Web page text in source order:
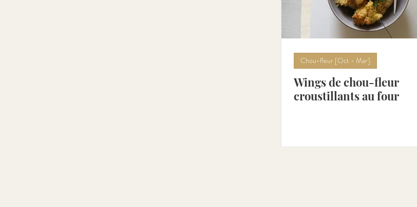
Poireau [Oct - Mar]
Concombre [Avr - Aoû] Petits-pois [Avr - Juil]
Chou-fleur [Oct - Mar]
Wings de chou-fleur
croustillants au four